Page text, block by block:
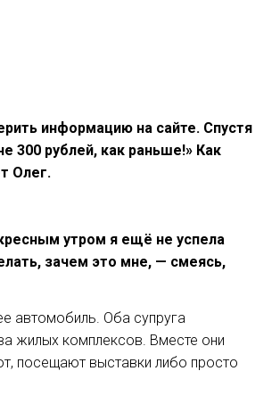
информацию на сайте. Спустя
300 рублей, как раньше!» Как
Олег.
утром я ещё не успела
зачем это мне, — смеясь,
автомобиль. Оба супруга
жилых комплексов. Вместе они
посещают выставки либо просто